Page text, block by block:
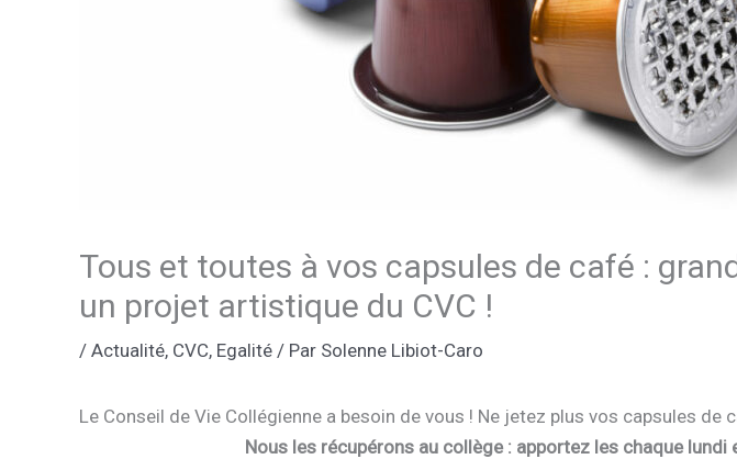
Tous et toutes à vos capsules de café :
un projet artistique du CVC !
/ Actualité, CVC, Egalité / Par Solenne Libiot-Caro
Le Conseil de Vie Collégienne a besoin de vous ! Ne jetez plus vos capsules de
Nous les récupérons au collège : apportez les chaque